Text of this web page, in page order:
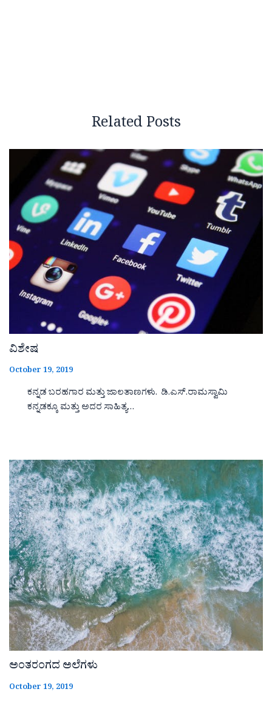
Related Posts
ವಿಶೇಷ
October 19, 2019
ಕನ್ನಡ ಬರಹಗಾರ ಮತ್ತು ಜಾಲತಾಣಗಳು. ಡಿ.ಎಸ್.ರಾಮಸ್ವಾಮಿ
ಕನ್ನಡಕ್ಕೂ ಮತ್ತು ಅದರ ಸಾಹಿತ್ಯ…
ಅಂತರಂಗದ ಅಲೆಗಳು
October 19, 2019